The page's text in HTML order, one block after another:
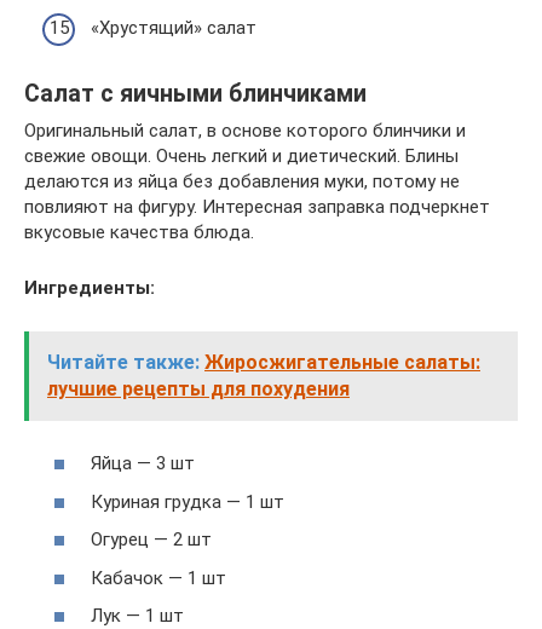
«Хрустящий» салат
Салат с яичными блинчиками
Оригинальный салат, в основе которого блинчики и
свежие овощи. Очень легкий и диетический. Блины
делаются из яйца без добавления муки, потому не
повлияют на фигуру. Интересная заправка подчеркнет
вкусовые качества блюда.
Ингредиенты:
Читайте также: Жиросжигательные салаты:
лучшие рецепты для похудения
Яйца — 3 шт
Куриная грудка — 1 шт
Огурец — 2 шт
Кабачок — 1 шт
Лук — 1 шт